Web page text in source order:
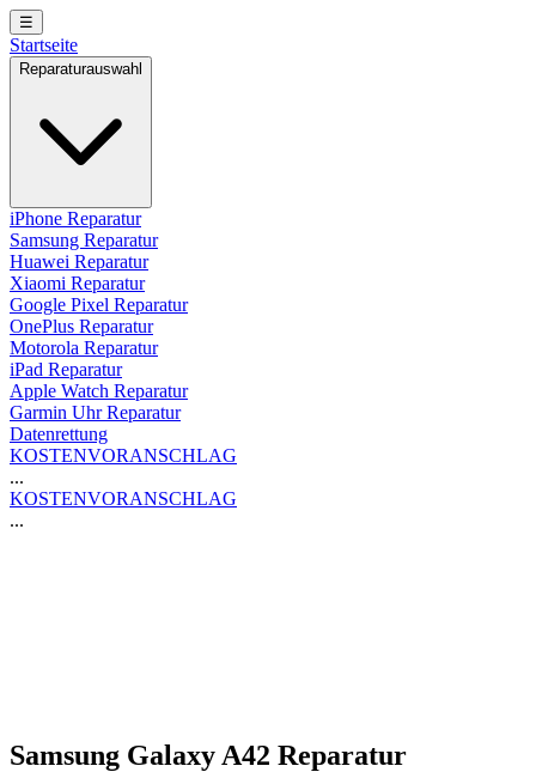
☰
Startseite
Reparaturauswahl
iPhone Reparatur
Samsung Reparatur
Huawei Reparatur
Xiaomi Reparatur
Google Pixel Reparatur
OnePlus Reparatur
Motorola Reparatur
iPad Reparatur
Apple Watch Reparatur
Garmin Uhr Reparatur
Datenrettung
KOSTENVORANSCHLAG
...
KOSTENVORANSCHLAG
...
Samsung Galaxy A42 Reparatur